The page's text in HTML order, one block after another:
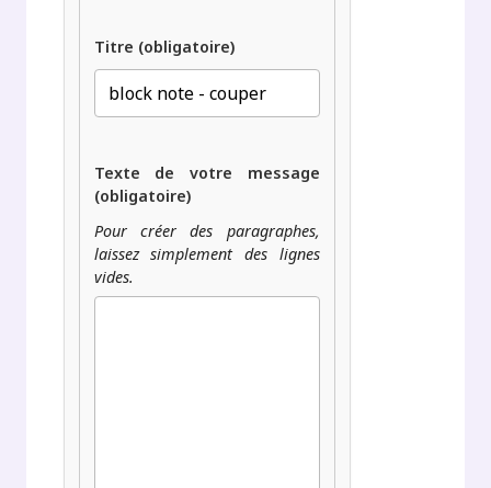
Titre (obligatoire)
Texte de votre message
(obligatoire)
Pour créer des paragraphes,
laissez simplement des lignes
vides.